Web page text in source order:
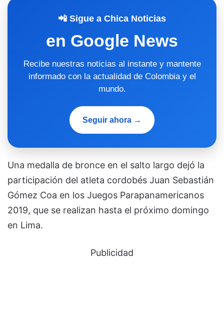
📲 Sigue a Chica Noticias
en Google News
Recibe nuestras noticias al instante y mantente
informado con la actualidad de Colombia y el
mundo.
Seguir ahora →
Una medalla de bronce en el salto largo dejó la
participación del atleta cordobés Juan Sebastián
Gómez Coa en los Juegos Parapanamericanos
2019, que se realizan hasta el próximo domingo
en Lima.
Publicidad